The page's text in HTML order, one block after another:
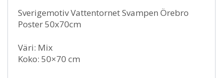
Sverigemotiv Vattentornet Svampen Örebro
Poster 50x70cm
Väri: Mix
Koko: 50×70 cm